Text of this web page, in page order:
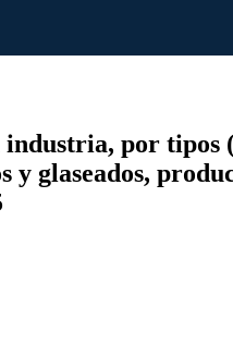
por tipos
glaseados,